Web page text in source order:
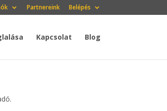
Partnereink Belépés
Kapcsolat Blog